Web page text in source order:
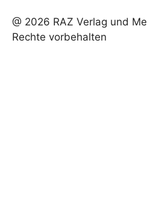
@ 2026 RAZ Verlag und
Rechte vorbehalten